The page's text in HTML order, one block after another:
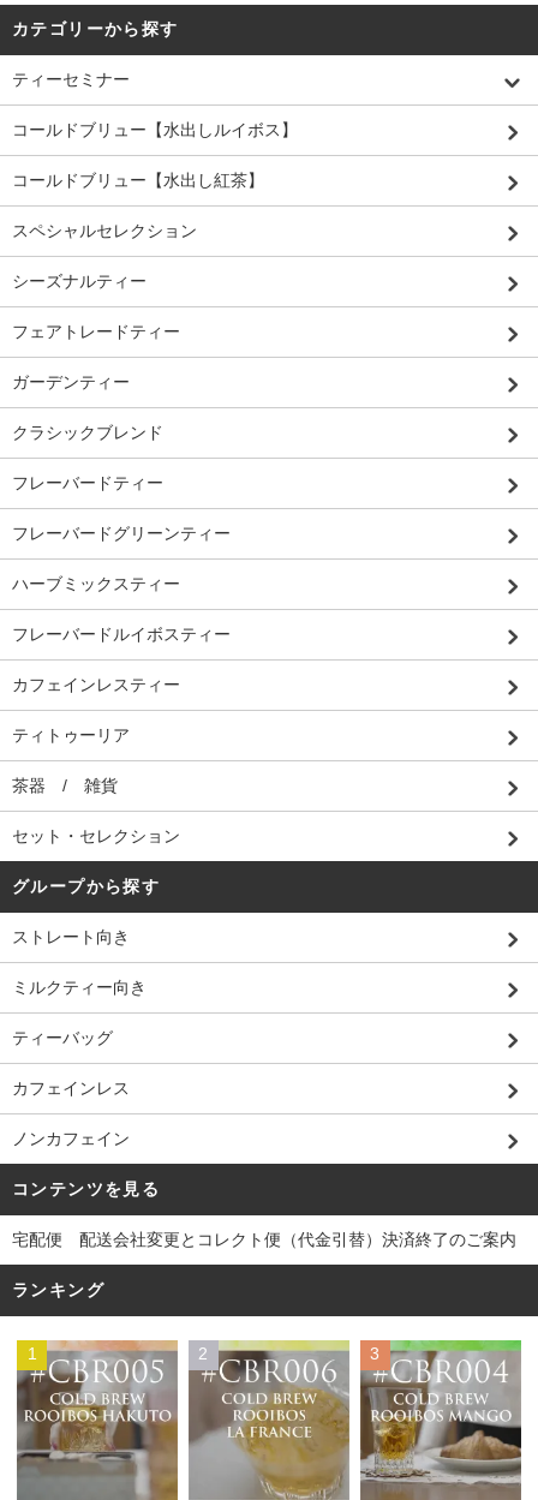
カテゴリーから探す
ティーセミナー
コールドブリュー【水出しルイボス】
コールドブリュー【水出し紅茶】
スペシャルセレクション
シーズナルティー
フェアトレードティー
ガーデンティー
クラシックブレンド
フレーバードティー
フレーバードグリーンティー
ハーブミックスティー
フレーバードルイボスティー
カフェインレスティー
ティトゥーリア
茶器 / 雑貨
セット・セレクション
グループから探す
ストレート向き
ミルクティー向き
ティーバッグ
カフェインレス
ノンカフェイン
コンテンツを見る
宅配便 配送会社変更とコレクト便（代金引替）決済終了のご案内
ランキング
1 2 3